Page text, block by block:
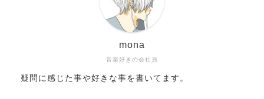
音楽好きの会社員
mona
疑問に感じた事や好きな事を書いてます。